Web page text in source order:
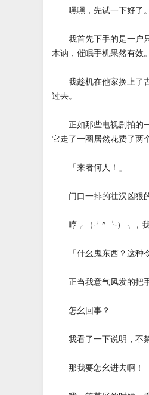
嘿嘿，先试一下好了。
我首先下手的是一户只
木讷，催眠手机果然有效。
我趁机在他家换上了古
过去。
正如那些电视剧拍的一
它走了一圈居然花费了两
「来者何人！」
门口一排的壮汉凶狠的
哼╭（╯^ ╰）╮，我可
「什幺鬼东西？这种令
正当我意气风发的把手
怎幺回事？
我看了一下说明，不禁
那我要怎幺进去啊！